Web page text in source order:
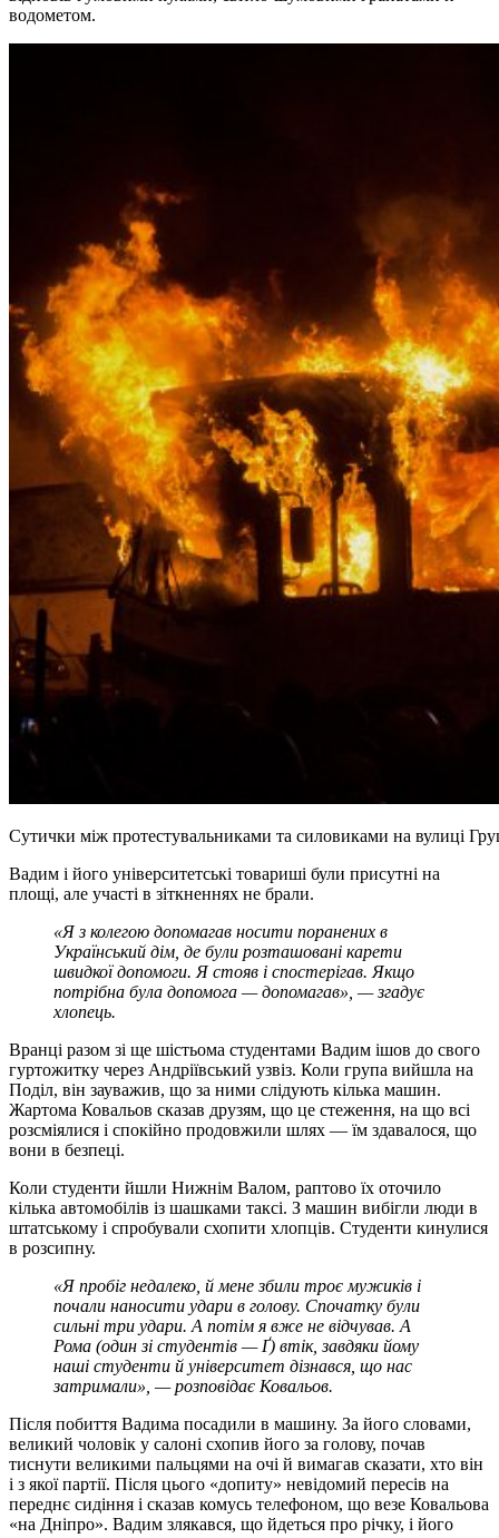
водометом.
Сутички між протестувальниками та силовиками на вулиці
Вадим і його університетські товариші були присутні на
площі, але участі в зіткненнях не брали.
«Я з колегою допомагав носити поранених в
Український дім, де були розташовані карети
швидкої допомоги. Я стояв і спостерігав. Якщо
потрібна була допомога — допомагав», — згадує
хлопець.
Вранці разом зі ще шістьома студентами Вадим ішов до свого
гуртожитку через Андріївський узвіз. Коли група вийшла на
Поділ, він зауважив, що за ними слідують кілька машин.
Жартома Ковальов сказав друзям, що це стеження, на що всі
розсміялися і спокійно продовжили шлях — їм здавалося, що
вони в безпеці.
Коли студенти йшли Нижнім Валом, раптово їх оточило
кілька автомобілів із шашками таксі. З машин вибігли люди в
штатському і спробували схопити хлопців. Студенти кинулися
в розсипну.
«Я пробіг недалеко, й мене збили троє мужиків і
почали наносити удари в голову. Спочатку були
сильні три удари. А потім я вже не відчував. А
Рома (один зі студентів — Ґ) втік, завдяки йому
наші студенти й університет дізнався, що нас
затримали», — розповідає Ковальов.
Після побиття Вадима посадили в машину. За його словами,
великий чоловік у салоні схопив його за голову, почав
тиснути великими пальцями на очі й вимагав сказати, хто він
і з якої партії. Після цього «допиту» невідомий пересів на
переднє сидіння і сказав комусь телефоном, що везе Ковальова
«на Дніпро». Вадим злякався, що йдеться про річку, і його